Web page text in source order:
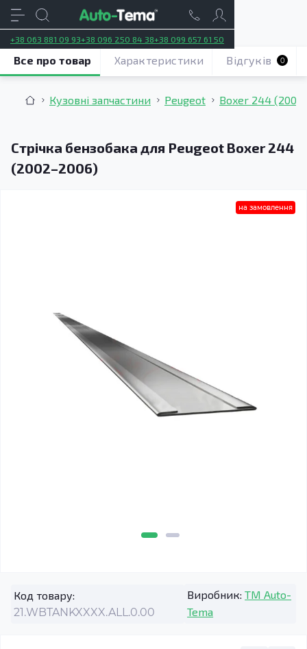
+38 063 881 09 93+38 096 250 84 38+38 099 657 61 50
Кузовні запчастини Peugeot Boxer 244
Стрічка бензобака для Peugeot Boxer 244
(2002–2006)
Все про товар Характеристики Відгуків 0
на замовлення
Код товару:
21.WBTANKXXXX.ALL.0.00
Виробник: TM Auto-
Tema